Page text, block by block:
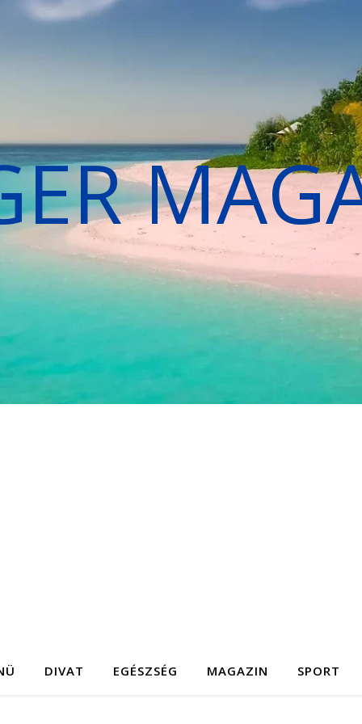
DIVAT EGÉSZSÉG MAGAZIN SPORT